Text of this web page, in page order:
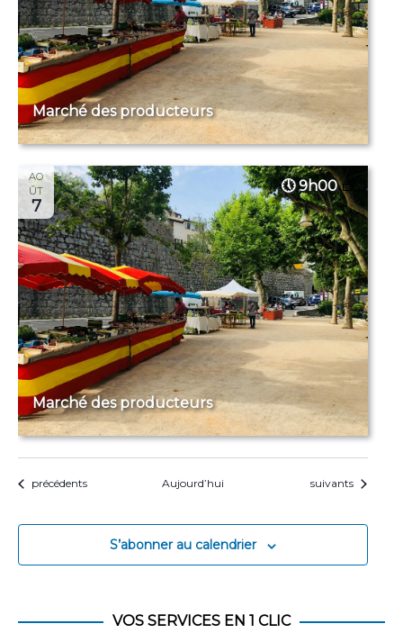
Marché des producteurs
AO
ÛT
7
9h00
Marché des producteurs
Évènements
précédents Aujourd’hui Évènements
suivants
S’abonner au calendrier
VOS SERVICES EN 1 CLIC